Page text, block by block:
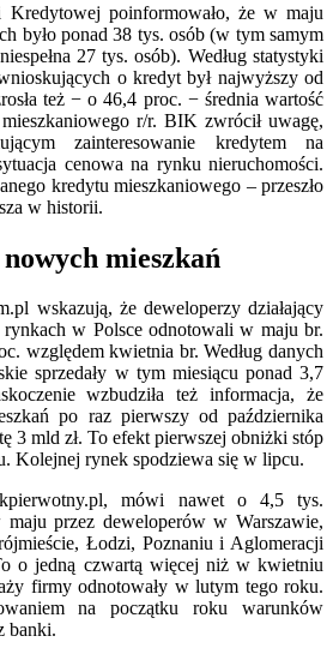
poinformowało, że w maju
było ponad 38 tys. osób (w tym samym
27 tys. osób). Według statystyki
o kredyt był najwyższy od
też − o 46,4 proc. − średnia wartość
r/r. BIK zwrócił uwagę,
zainteresowanie kredytem na
cenowa na rynku nieruchomości.
kredytu mieszkaniowego – przeszło
w historii.
mieszkań
wskazują, że deweloperzy działający
w Polsce odnotowali w maju br.
względem kwietnia br. Według danych
sprzedały w tym miesiącu ponad 3,7
wzbudziła też informacja, że
po raz pierwszy od października
3 mld zł. To efekt pierwszej obniżki stóp
Kolejnej rynek spodziewa się w lipcu.
mówi nawet o 4,5 tys.
maju przez deweloperów w Warszawie,
Łodzi, Poznaniu i Aglomeracji
o jedną czwartą więcej niż w kwietniu
firmy odnotowały w lutym tego roku.
na początku roku warunków
banki.